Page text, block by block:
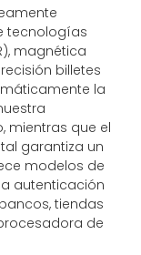
tecnologías
magnética
billetes
la
mientras que el
garantiza un
modelos de
autenticación
tiendas
de